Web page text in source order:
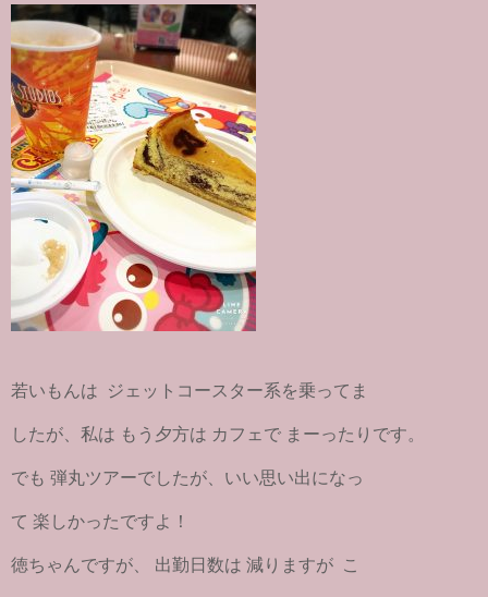
若いもんは ジェットコースター系を乗ってま
したが、私は もう夕方は カフェで まーったりです。
でも 弾丸ツアーでしたが、いい思い出になっ
て 楽しかったですよ！
徳ちゃんですが、 出勤日数は 減りますが こ